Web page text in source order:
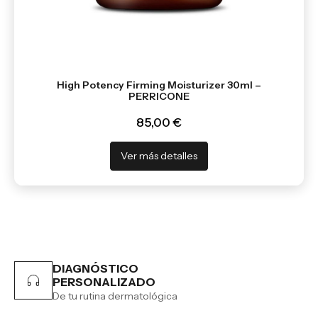
High Potency Firming Moisturizer 30ml –
PERRICONE
85,00 €
Ver más detalles
DIAGNÓSTICO
PERSONALIZADO
De tu rutina dermatológica